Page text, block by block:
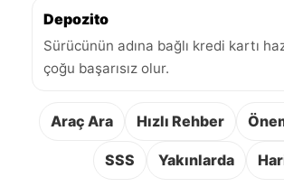
Depozito
Sürücünün adına bağlı kredi kartı
çoğu başarısız olur.
Araç Ara Hızlı Rehber
SSS Yakınlarda